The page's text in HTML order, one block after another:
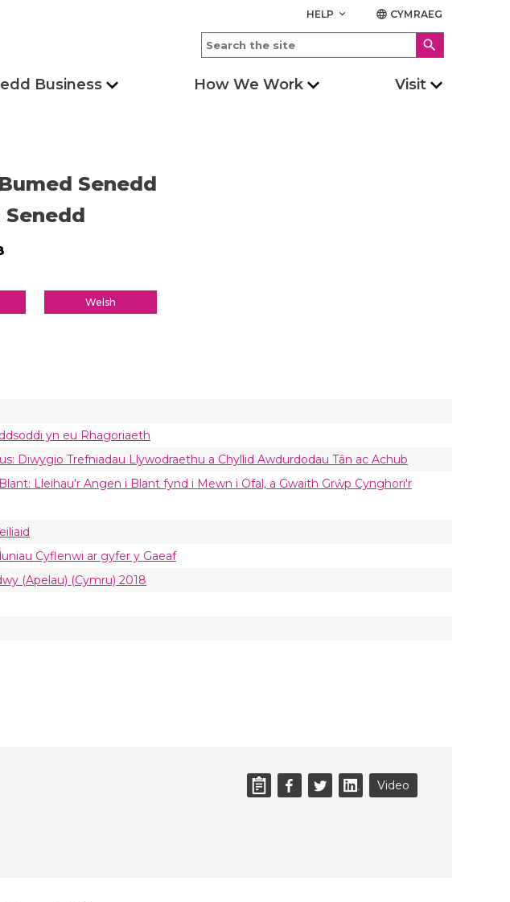
HELP keyboard_arrow_down language CYMRAEG
search
Business How We Work Visit
Senedd
Welsh
yn eu Rhagoriaeth
Diwygio Trefniadau Llywodraethu a Chyllid Awdurdodau Tân ac Achub
Lleihau'r Angen i Blant fynd i Mewn i Ofal, a Gwaith Grŵp Cynghori'r
Cyflenwi ar gyfer y Gaeaf
(Apelau) (Cymru) 2018
Video